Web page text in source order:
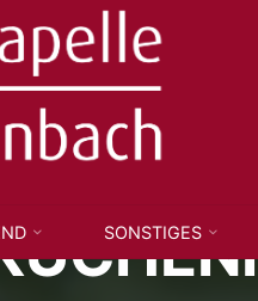
SONSTIGES